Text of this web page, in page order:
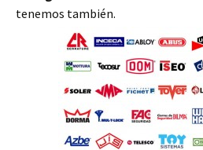
tenemos también.